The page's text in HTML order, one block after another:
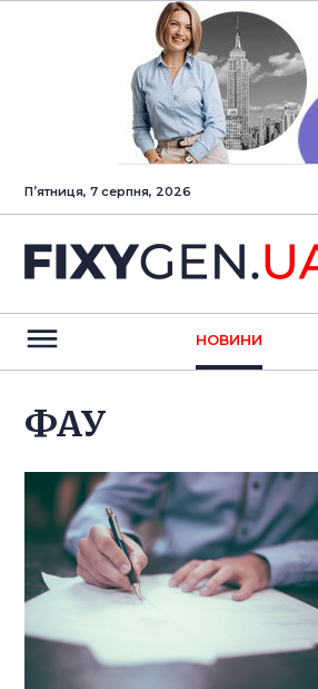
Пʼятниця, 7 серпня, 2026
НОВИНИ
ФАУ